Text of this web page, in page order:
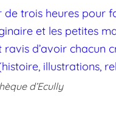
de trois heures pour
et les petites
d’avoir chacun
illustrations,
d’Ecully